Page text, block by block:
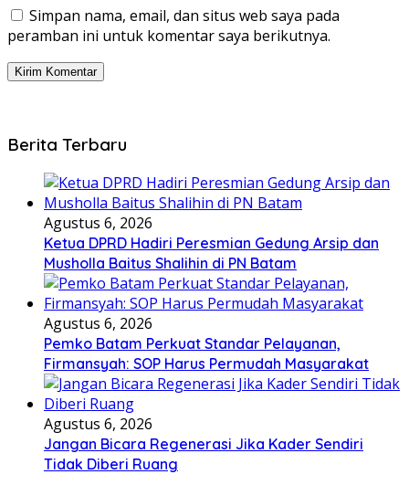
Simpan nama, email, dan situs web saya pada
peramban ini untuk komentar saya berikutnya.
Berita Terbaru
Agustus 6, 2026
Ketua DPRD Hadiri Peresmian Gedung Arsip dan
Musholla Baitus Shalihin di PN Batam
Agustus 6, 2026
Pemko Batam Perkuat Standar Pelayanan,
Firmansyah: SOP Harus Permudah Masyarakat
Agustus 6, 2026
Jangan Bicara Regenerasi Jika Kader Sendiri
Tidak Diberi Ruang